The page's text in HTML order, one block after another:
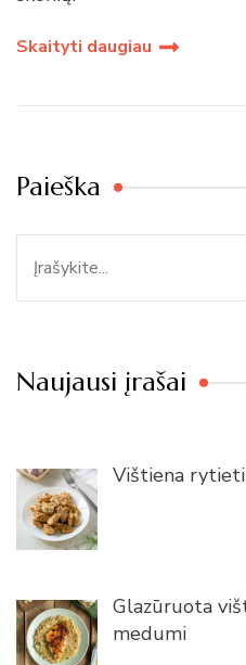
Skaityti daugiau
Paieška
Naujausi įrašai
Vištiena
Glazūruota
medumi